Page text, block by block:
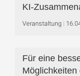
KI-
Veranstaltung
Für eine